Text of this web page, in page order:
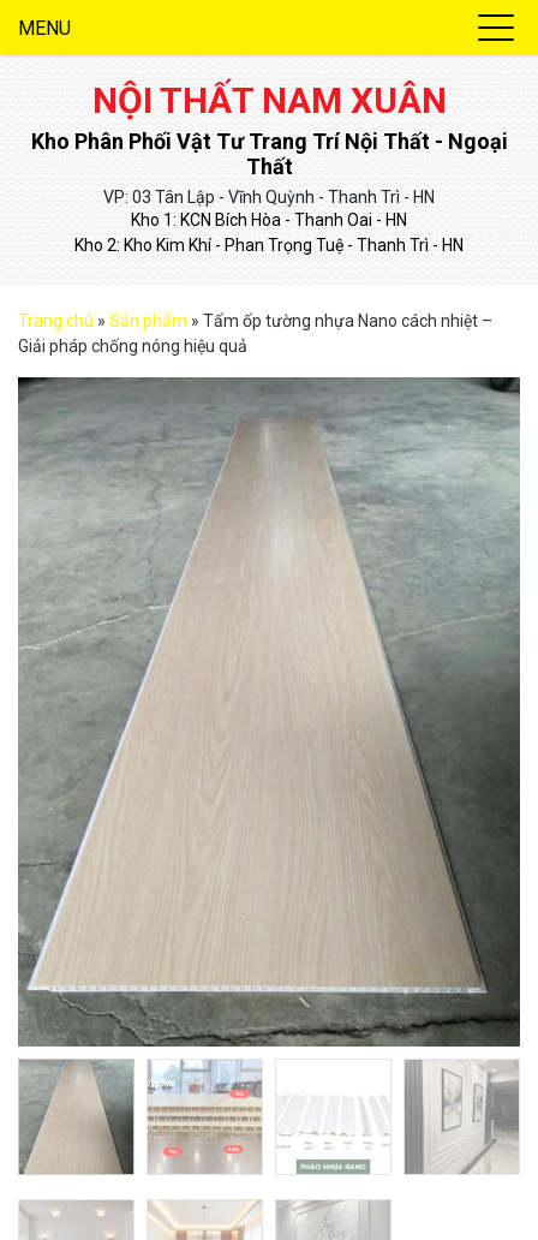
MENU
NỘI THẤT NAM XUÂN
Kho Phân Phối Vật Tư Trang Trí Nội Thất - Ngoại
Thất
VP: 03 Tân Lập - Vĩnh Quỳnh - Thanh Trì - HN
Kho 1: KCN Bích Hòa - Thanh Oai - HN
Kho 2: Kho Kim Khí - Phan Trọng Tuệ - Thanh Trì - HN
Trang chủ » Sản phẩm » Tấm ốp tường nhựa Nano cách nhiệt –
Giải pháp chống nóng hiệu quả